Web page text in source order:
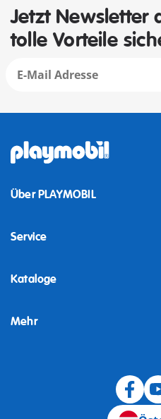
Jetzt Newsletter
tolle Vorteile
Über PLAYMOBIL
Service
Kataloge
Mehr